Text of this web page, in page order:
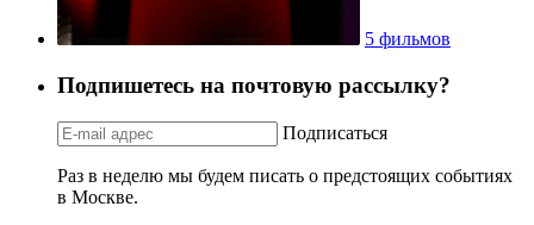
5 фильмов
Подпишетесь на почтовую рассылку?
Подписаться
Раз в неделю мы будем писать о предстоящих событиях
в Москве.